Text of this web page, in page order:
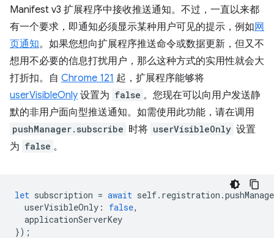
Manifest v3 扩展程序中接收推送通知。不过，一直以来都
有一个要求，即通知必须显示某种用户可见的提示，例如网
页通知。如果您想向扩展程序推送命令或数据更新，但又不
想用不必要的信息打扰用户，那么这种方式的实用性就会大
打折扣。自 Chrome 121 起，扩展程序能够将
userVisibleOnly 设置为 false 。您现在可以向用户发送静
默的非用户面向型推送通知。如需使用此功能，请在调用
pushManager.subscribe 时将 userVisibleOnly 设置
为 false 。
let subscription = await self. registration .
userVisibleOnly : false,
applicationServerKey
});